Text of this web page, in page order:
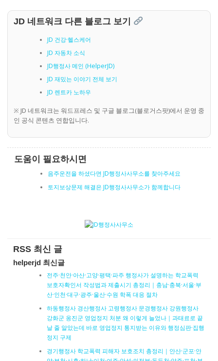
JD 네트워크 다른 블로그 보기
JD 건강·헬스케어
JD 자동차 소식
JD행정사 메인 (HelperJD)
JD 재밌는 이야기 전체 보기
JD 렌트카 노하우
※ JD 네트워크는 워드프레스 및 구글 블로그(블로거스팟)에서 운영 중
인 공식 콘텐츠 연합입니다.
도움이 필요하시면
음주운전을 하셨다면 JD행정사사무소를 찾아주세요
토지보상문제 해결은 JD행정사사무소가 함께합니다
RSS 최신 글
helperjd 최신글
전주·천안·아산·고양·평택·파주 행정사가 설명하는 학교폭력
보호자확인서 작성법과 제출시기 총정리｜충남·충북·서울·부
산·인천·대구·광주·울산·수원 학폭 대응 절차
하동행정사 경산행정사 고령행정사 문경행정사 강원행정사
강화군 옹진군 영업정지 처분 왜 이렇게 늘었나｜과태료로 끝
날 줄 알았는데 바로 영업정지 통지받는 이유와 행정심판·집행
정지 구제
경기행정사 학교폭력 피해자 보호조치 총정리｜안산·군포·안